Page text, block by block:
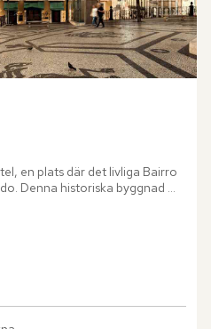
en plats där det livliga Bairro
Denna historiska byggnad
och blickar ut över...